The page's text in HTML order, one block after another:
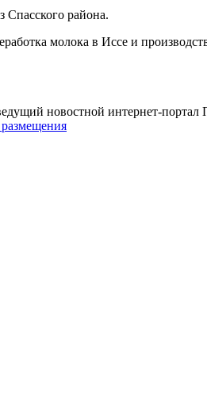
Спасского района.
молока в Иссе и
новостной интернет-портал
размещения